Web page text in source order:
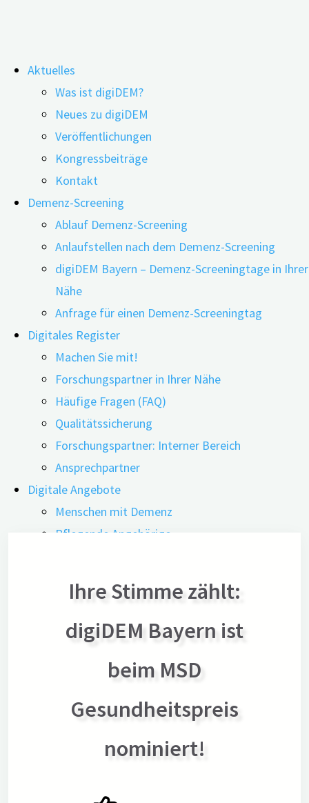
Inhalt
springen
Aktuelles
Was ist digiDEM?
Neues zu digiDEM
Veröffentlichungen
Kongressbeiträge
Kontakt
Demenz-Screening
Ablauf Demenz-Screening
Anlaufstellen nach dem Demenz-Screening
digiDEM Bayern – Demenz-Screeningtage in Ihrer
Nähe
Anfrage für einen Demenz-Screeningtag
Digitales Register
Machen Sie mit!
Forschungspartner in Ihrer Nähe
Häufige Fragen (FAQ)
Qualitätssicherung
Forschungspartner: Interner Bereich
Ansprechpartner
Digitale Angebote
Menschen mit Demenz
Pflegende Angehörige
Übersicht der digitalen Angebote
Pressebereich
Pressemitteilungen
Über digiDEM Bayern
Pressekontakt
Das digitale Demenzregister Bayern erforscht und verbessert
die Angebotsstuktur für Menschen mit Demenz und deren
Angehörige
digiDEM Bayern®
Ihre Stimme zählt:
digiDEM Bayern ist
beim MSD
Gesundheitspreis
nominiert!